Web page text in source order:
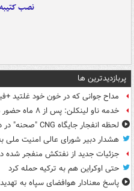
نصب
پربازدیدترین ها
مداح جوانی که در خون خود غلتید
خدمه ناو لینکلن: پس از ۸ ماه حضور در دریا خسته و درمانده‌ شدیم
لحظه انفجار جایگاه CNG "صحنه" در دوربین مداربسته
هشدار دبیر شورای عالی امنیت ملی
جزئیات جدید از نفتکش منفجر شده
حتی اوکراین هم به ترکیه حمله کرد
پاسخ معنادار هوافضای سپاه به